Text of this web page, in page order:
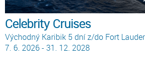
Celebrity Cruises
Východný Karibik 5 dní z/do Fort
7. 6. 2026 - 31. 12. 2028